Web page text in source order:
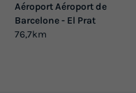
Aéroport Aéroport de
Barcelone - El Prat
76,7km